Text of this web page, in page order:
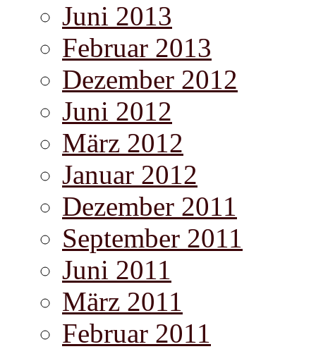
Juni 2013
Februar 2013
Dezember 2012
Juni 2012
März 2012
Januar 2012
Dezember 2011
September 2011
Juni 2011
März 2011
Februar 2011